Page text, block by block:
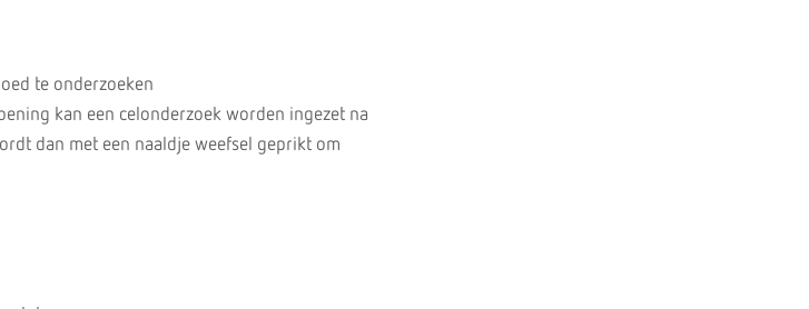
te onderzoeken
kan een celonderzoek worden ingezet na
dan met een naaldje weefsel geprikt om